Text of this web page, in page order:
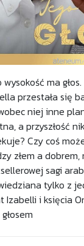
wysokość ma
przestała się
niej inne
a przyszłość
Czy coś
złem a
sagi
tylko z
Izabelli i księcia